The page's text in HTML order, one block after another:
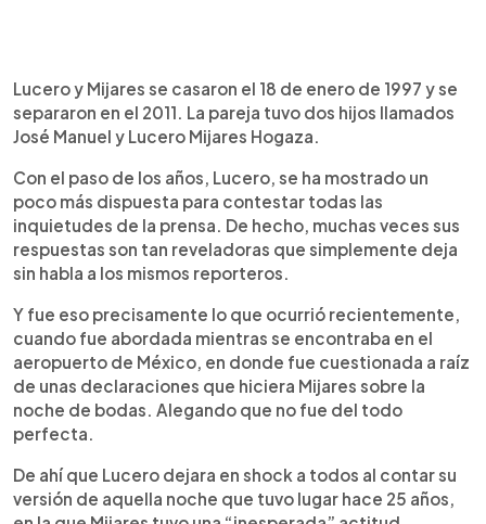
Lucero y Mijares se casaron el 18 de enero de 1997 y se
separaron en el 2011. La pareja tuvo dos hijos llamados
José Manuel y Lucero Mijares Hogaza.
Con el paso de los años, Lucero, se ha mostrado un
poco más dispuesta para contestar todas las
inquietudes de la prensa. De hecho, muchas veces sus
respuestas son tan reveladoras que simplemente deja
sin habla a los mismos reporteros.
Y fue eso precisamente lo que ocurrió recientemente,
cuando fue abordada mientras se encontraba en el
aeropuerto de México, en donde fue cuestionada a raíz
de unas declaraciones que hiciera Mijares sobre la
noche de bodas. Alegando que no fue del todo
perfecta.
De ahí que Lucero dejara en shock a todos al contar su
versión de aquella noche que tuvo lugar hace 25 años,